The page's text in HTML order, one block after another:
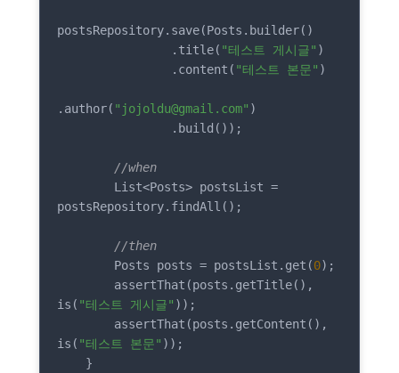
postsRepository.save(Posts.builder()
                .title(
"테스트 게시글" )
                .content(
"테스트 본문" )
.author( "jojoldu@gmail.com" )
//when
postsRepository.findAll();
//then
        Posts posts = postsList.get(
0);
is( "테스트 게시글" ));
is( "테스트 본문" ));